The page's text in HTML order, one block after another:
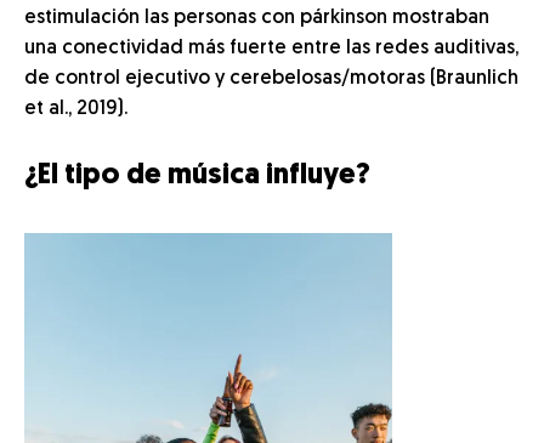
estimulación las personas con párkinson mostraban
una conectividad más fuerte entre las redes auditivas,
de control ejecutivo y cerebelosas/motoras (Braunlich
et al., 2019).
¿El tipo de música influye?